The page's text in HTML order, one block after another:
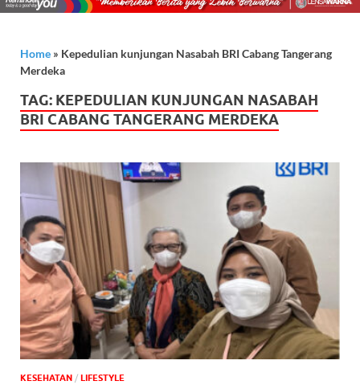
Home » Kepedulian kunjungan Nasabah BRI Cabang Tangerang
Merdeka
TAG: KEPEDULIAN KUNJUNGAN NASABAH
BRI CABANG TANGERANG MERDEKA
KESEHATAN / ‎LIFESTYLE